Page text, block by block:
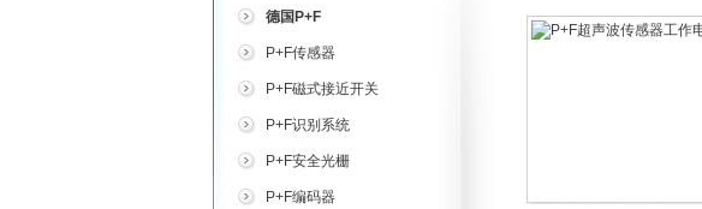
德国P+F
P+F传感器
P+F磁式接近开关
P+F识别系统
P+F安全光栅
P+F编码器